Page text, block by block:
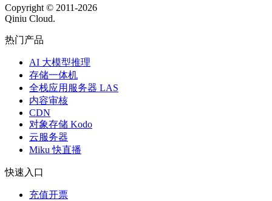
Copyright © 2011-2026
Qiniu Cloud.
热门产品
AI 大模型推理
存储一体机
全栈应用服务器 LAS
内容审核
CDN
对象存储 Kodo
云服务器
Miku 快直播
快速入口
充值开票